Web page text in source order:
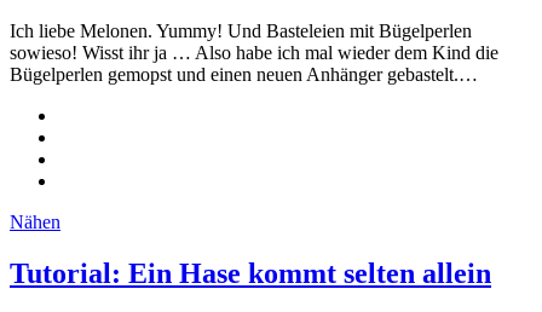
Ich liebe Melonen. Yummy! Und Basteleien mit Bügelperlen
sowieso! Wisst ihr ja … Also habe ich mal wieder dem Kind die
Bügelperlen gemopst und einen neuen Anhänger gebastelt.…
Nähen
Tutorial: Ein Hase kommt selten allein